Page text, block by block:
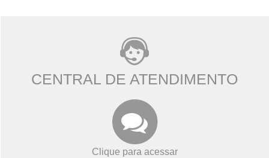
CENTRAL DE ATENDIMENTO
Clique para acessar